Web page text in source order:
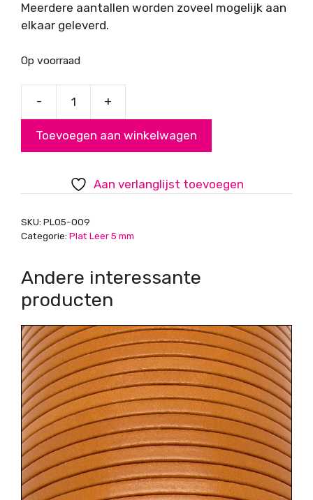
Meerdere aantallen worden zoveel mogelijk aan
elkaar geleverd.
Op voorraad
-
Burgundy
aantal
+
Toevoegen aan winkelwagen
Aan verlanglijst toevoegen
SKU: PL05-009
Categorie: Plat Leer 5 mm
Andere interessante
producten